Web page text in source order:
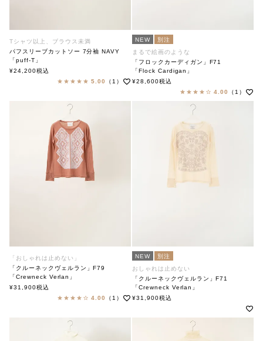
Tシャツ以上、ブラウス未満
パフスリーブカットソー 7分袖 NAVY
「puff-T」
soutiencollar（ステンカラー）
¥24,200税込
5.00
（1）
NEW
別注
まるで絵画のような
「フロックカーディガン」F71
「Flock Cardigan」
soutiencollar（ステンカラー）
¥28,600税込
4.00
（1）
「おしゃれは止めない」
「クルーネックヴェルラン」F79
「Crewneck Verlan」
soutiencollar×ANTIPAST
¥31,900税込
4.00
（1）
NEW
別注
おしゃれは止めない
「クルーネックヴェルラン」F71
「Crewneck Verlan」
soutiencollar×ANTIPAST
¥31,900税込